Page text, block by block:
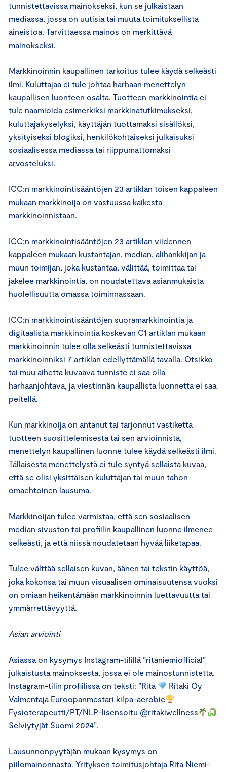
tunnistettavissa mainokseksi, kun se julkaistaan
mediassa, jossa on uutisia tai muuta toimituksellista
aineistoa. Tarvittaessa mainos on merkittävä
mainokseksi.
Markkinoinnin kaupallinen tarkoitus tulee käydä selkeästi
ilmi. Kuluttajaa ei tule johtaa harhaan menettelyn
kaupallisen luonteen osalta. Tuotteen markkinointia ei
tule naamioida esimerkiksi markkinatutkimukseksi,
kuluttajakyselyksi, käyttäjän tuottamaksi sisällöksi,
yksityiseksi blogiksi, henkilökohtaiseksi julkaisuksi
sosiaalisessa mediassa tai riippumattomaksi
arvosteluksi.
ICC:n markkinointisääntöjen 23 artiklan toisen kappaleen
mukaan markkinoija on vastuussa kaikesta
markkinoinnistaan.
ICC:n markkinointisääntöjen 23 artiklan viidennen
kappaleen mukaan kustantajan, median, alihankkijan ja
muun toimijan, joka kustantaa, välittää, toimittaa tai
jakelee markkinointia, on noudatettava asianmukaista
huolellisuutta omassa toiminnassaan.
ICC:n markkinointisääntöjen suoramarkkinointia ja
digitaalista markkinointia koskevan C1 artiklan mukaan
markkinoinnin tulee olla selkeästi tunnistettavissa
markkinoinniksi 7 artiklan edellyttämällä tavalla. Otsikko
tai muu aihetta kuvaava tunniste ei saa olla
harhaanjohtava, ja viestinnän kaupallista luonnetta ei saa
peitellä.
Kun markkinoija on antanut tai tarjonnut vastiketta
tuotteen suosittelemisesta tai sen arvioinnista,
menettelyn kaupallinen luonne tulee käydä selkeästi ilmi.
Tällaisesta menettelystä ei tule syntyä sellaista kuvaa,
että se olisi yksittäisen kuluttajan tai muun tahon
omaehtoinen lausuma.
Markkinoijan tulee varmistaa, että sen sosiaalisen
median sivuston tai profiilin kaupallinen luonne ilmenee
selkeästi, ja että niissä noudatetaan hyvää liiketapaa.
Tulee välttää sellaisen kuvan, äänen tai tekstin käyttöä,
joka kokonsa tai muun visuaalisen ominaisuutensa vuoksi
on omiaan heikentämään markkinoinnin luettavuutta tai
ymmärrettävyyttä.
Asian arviointi
Asiassa on kysymys Instagram-tilillä ”ritaniemiofficial”
julkaistusta mainoksesta, jossa ei ole mainostunnistetta.
Instagram-tilin profiilissa on teksti: ”Rita
Ritaki Oy
Valmentaja Euroopanmestari kilpa-aerobic
Fysioterapeutti/PT/NLP-lisensoitu @ritakiwellness
Selviytyjät Suomi 2024”.
Lausunnonpyytäjän mukaan kysymys on
piilomainonnasta. Yrityksen toimitusjohtaja Rita Niemi-